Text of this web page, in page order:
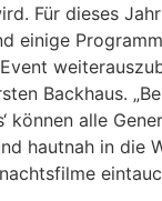
Für dieses
einige
Backhaus.
können alle
hautnah in die